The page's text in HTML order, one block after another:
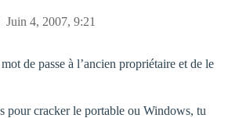
Juin 4, 2007, 9:21
de passe à l’ancien propriétaire et de le
pour cracker le portable ou Windows, tu